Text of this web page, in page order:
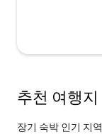
추천 여행지
장기 숙박 인기 지역